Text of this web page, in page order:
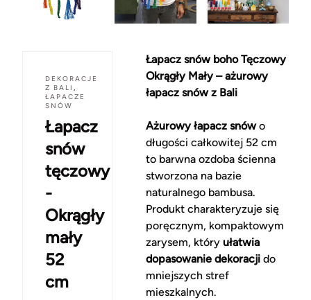
DEKORACJE
Z BALI ,
ŁAPACZE
SNÓW
Łapacz
snów
tęczowy
-
Okrągły
mały
52
cm
Łapacz snów boho Tęczowy
Okrągły Mały – ażurowy
łapacz snów z Bali
Ażurowy łapacz snówo
długości całkowitej 52 cm
to barwna ozdoba ścienna
stworzona na bazie
naturalnego bambusa.
Produkt charakteryzuje się
poręcznym, kompaktowym
zarysem, który ułatwia
dopasowanie dekoracjido
mniejszych stref
mieszkalnych.